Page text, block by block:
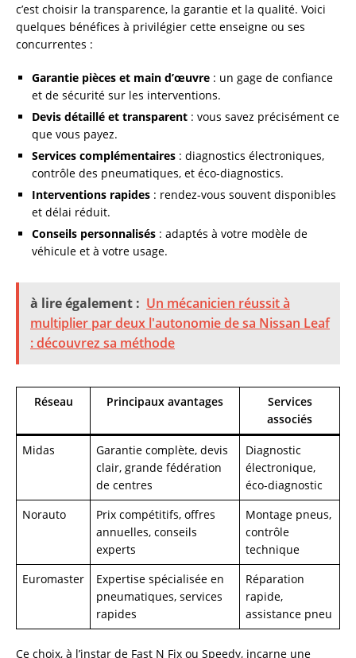
c’est choisir la transparence, la garantie et la qualité. Voici
quelques bénéfices à privilégier cette enseigne ou ses
concurrentes :
Garantie pièces et main d’œuvre : un gage de confiance
et de sécurité sur les interventions.
Devis détaillé et transparent : vous savez précisément ce
que vous payez.
Services complémentaires : diagnostics électroniques,
contrôle des pneumatiques, et éco-diagnostics.
Interventions rapides : rendez-vous souvent disponibles
et délai réduit.
Conseils personnalisés : adaptés à votre modèle de
véhicule et à votre usage.
à lire également : Un mécanicien réussit à
multiplier par deux l'autonomie de sa Nissan Leaf
: découvrez sa méthode
Réseau Principaux avantages
Services
associés
Midas
Garantie complète, devis
clair, grande fédération
de centres
Diagnostic
électronique,
éco-diagnostic
Norauto
Prix compétitifs, offres
annuelles, conseils
experts
Montage pneus,
contrôle
technique
Euromaster
Expertise spécialisée en
pneumatiques, services
rapides
Réparation
rapide,
assistance pneu
Ce choix, à l’instar de Fast N Fix ou Speedy, incarne une